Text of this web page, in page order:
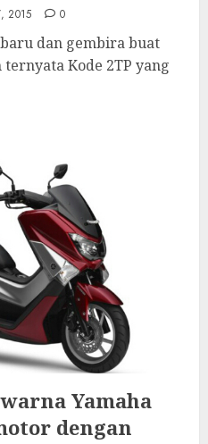
2015 0
dan gembira buat
Kode 2TP yang
Yamaha
dengan